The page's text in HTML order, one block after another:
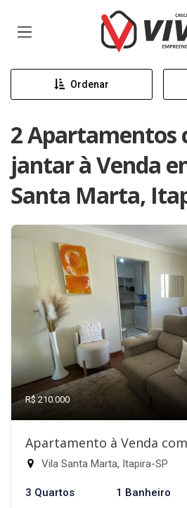
Página inicial
Ordenar
2 Apartamentos
jantar à Venda
Santa Marta,
R$ 210.000
Apartamento à Venda
Vila Santa Marta, Itapira-SP
3 Quartos 1 Banheiro